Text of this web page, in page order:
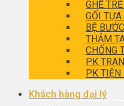
GHẾ
GỐI
BỆ
THẢM
CHỐNG
PK
PK TIỆN
Khách hàng đại lý